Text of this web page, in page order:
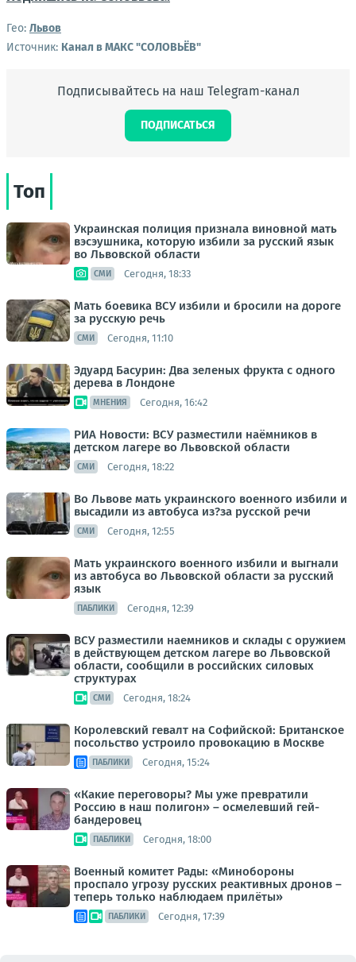
Гео: Львов
Источник: Канал в МАКС "СОЛОВЬЁВ"
Подписывайтесь на наш Telegram-канал
ПОДПИСАТЬСЯ
Топ
Украинская полиция признала виновной мать
вэсэушника, которую избили за русский язык
во Львовской области
СМИ Сегодня, 18:33
Мать боевика ВСУ избили и бросили на дороге
за русскую речь
СМИ Сегодня, 11:10
Эдуард Басурин: Два зеленых фрукта с одного
дерева в Лондоне
МНЕНИЯ Сегодня, 16:42
РИА Новости: ВСУ разместили наёмников в
детском лагере во Львовской области
СМИ Сегодня, 18:22
Во Львове мать украинского военного избили и
высадили из автобуса из?за русской речи
СМИ Сегодня, 12:55
Мать украинского военного избили и выгнали
из автобуса во Львовской области за русский
язык
ПАБЛИКИ Сегодня, 12:39
ВСУ разместили наемников и склады с оружием
в действующем детском лагере во Львовской
области, сообщили в российских силовых
структурах
СМИ Сегодня, 18:24
Королевский гевалт на Софийской: Британское
посольство устроило провокацию в Москве
ПАБЛИКИ Сегодня, 15:24
«Какие переговоры? Мы уже превратили
Россию в наш полигон» – осмелевший гей-
бандеровец
ПАБЛИКИ Сегодня, 18:00
Военный комитет Рады: «Минобороны
проспало угрозу русских реактивных дронов –
теперь только наблюдаем прилёты»
ПАБЛИКИ Сегодня, 17:39